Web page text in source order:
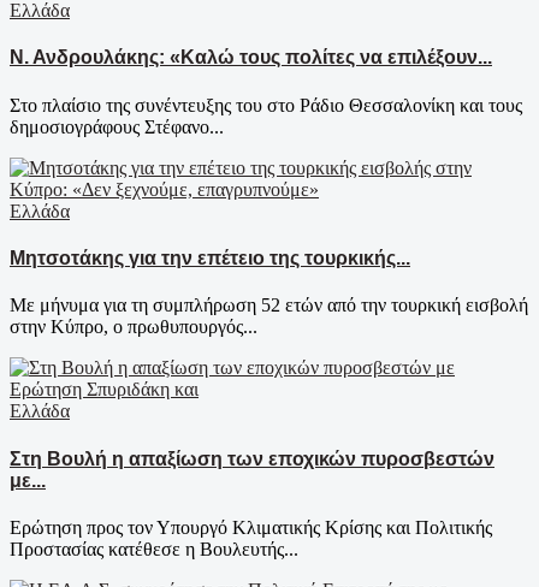
Ελλάδα
Ν. Ανδρουλάκης: «Καλώ τους πολίτες να επιλέξουν...
Στο πλαίσιο της συνέντευξης του στο Ράδιο Θεσσαλονίκη και τους
δημοσιογράφους Στέφανο...
Ελλάδα
Μητσοτάκης για την επέτειο της τουρκικής...
Με μήνυμα για τη συμπλήρωση 52 ετών από την τουρκική εισβολή
στην Κύπρο, ο πρωθυπουργός...
Ελλάδα
Στη Βουλή η απαξίωση των εποχικών πυροσβεστών
με...
Ερώτηση προς τον Υπουργό Κλιματικής Κρίσης και Πολιτικής
Προστασίας κατέθεσε η Βουλευτής...